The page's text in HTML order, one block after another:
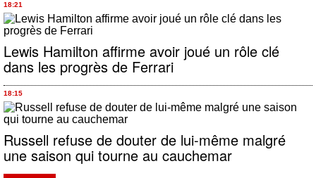
18:21
Lewis Hamilton affirme avoir joué un rôle clé
dans les progrès de Ferrari
18:15
Russell refuse de douter de lui-même malgré
une saison qui tourne au cauchemar